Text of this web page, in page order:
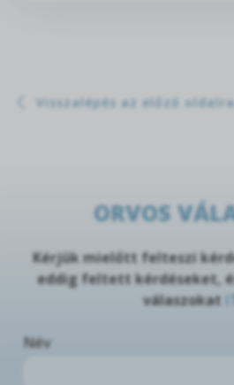
Visszalépés az előző
ORVOS
Kérjük mielőtt felteszi
eddig feltett kérdéseket,
válaszokat
Név